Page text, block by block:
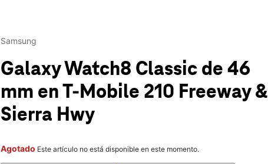
Samsung
Galaxy Watch8 Classic de 46
mm en T-Mobile 210 Freeway &
Sierra Hwy
Agotado Este artículo no está disponible en este momento.